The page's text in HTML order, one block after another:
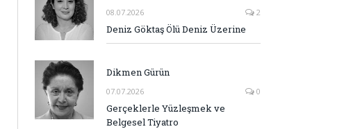
08.07.2026 2
Deniz Göktaş Ölü Deniz Üzerine
Dikmen Gürün
07.07.2026 0
Gerçeklerle Yüzleşmek ve
Belgesel Tiyatro